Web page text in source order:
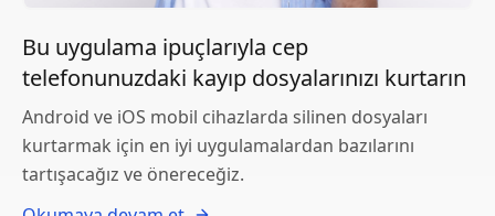
Bu uygulama ipuçlarıyla cep
telefonunuzdaki kayıp dosyalarınızı kurtarın
Android ve iOS mobil cihazlarda silinen dosyaları
kurtarmak için en iyi uygulamalardan bazılarını
tartışacağız ve önereceğiz.